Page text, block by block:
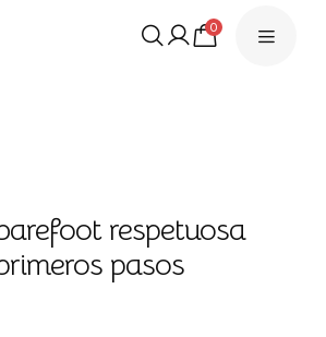
0
respetuosa
pasos